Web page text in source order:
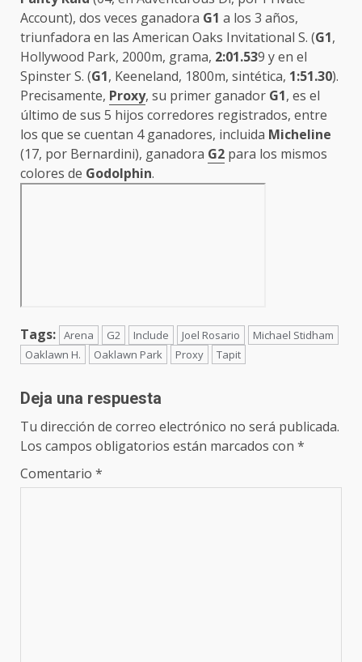
Account), dos veces ganadora G1 a los 3 años,
triunfadora en las American Oaks Invitational S. (G1,
Hollywood Park, 2000m, grama, 2:01.539 y en el
Spinster S. (G1, Keeneland, 1800m, sintética, 1:51.30).
Precisamente, Proxy, su primer ganador G1, es el
último de sus 5 hijos corredores registrados, entre
los que se cuentan 4 ganadores, incluida Micheline
(17, por Bernardini), ganadora G2 para los mismos
colores de Godolphin.
Tags: Arena G2 Include Joel Rosario
Michael Stidham
Oaklawn H.
Oaklawn Park Proxy Tapit
Deja una respuesta
Tu dirección de correo electrónico no será publicada.
Los campos obligatorios están marcados con *
Comentario *